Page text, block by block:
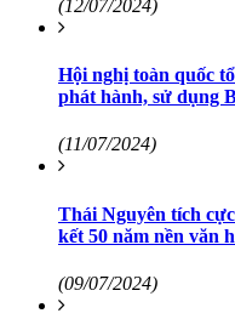
(12/07/2024)
Hội nghị toàn quốc
phát hành, sử dụng
(11/07/2024)
Thái Nguyên tích
kết 50 năm nền văn
(09/07/2024)